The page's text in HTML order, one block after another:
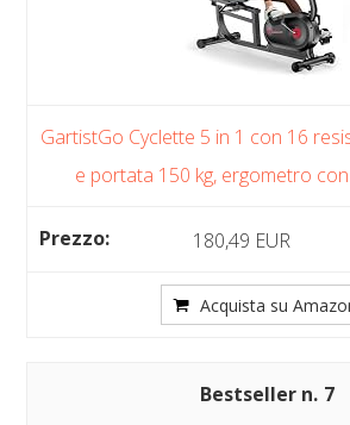
GartistGo Cyclette 5 in 1 con 16
e portata 150 kg, ergometro con
180,49 EUR
Acquista su
7